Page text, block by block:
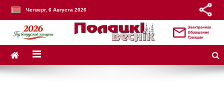
Четверг, 6 Августа 2026